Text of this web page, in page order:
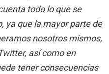
todo lo que se
ya que la mayor parte de
nosotros mismos,
así como en
tener consecuencias